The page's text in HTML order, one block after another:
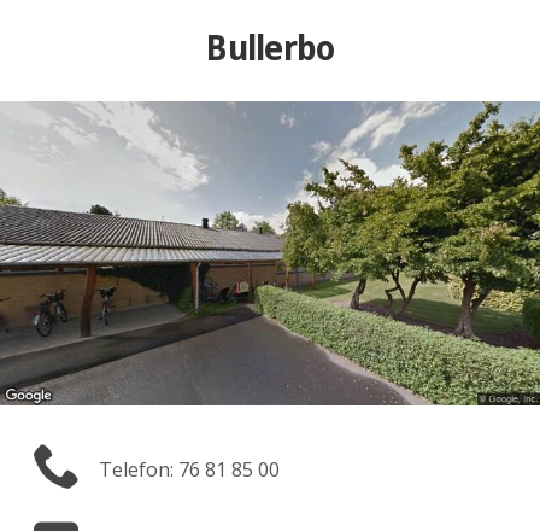
Bullerbo
Telefon: 76 81 85 00